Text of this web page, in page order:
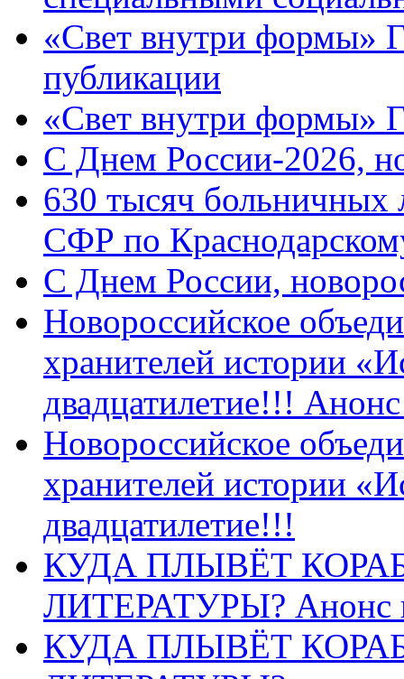
«Свет внутри формы»
публикации
«Свет внутри формы»
C Днем России-2026,
630 тысяч больничных
СФР по
C Днем России,
Новороссийское
хранителей истории
двадцатилетие!!!
Новороссийское
хранителей истории
двадцатилетие!!!
КУДА ПЛЫВЁТ
ЛИТЕРАТУРЫ? Анонс
КУДА ПЛЫВЁТ